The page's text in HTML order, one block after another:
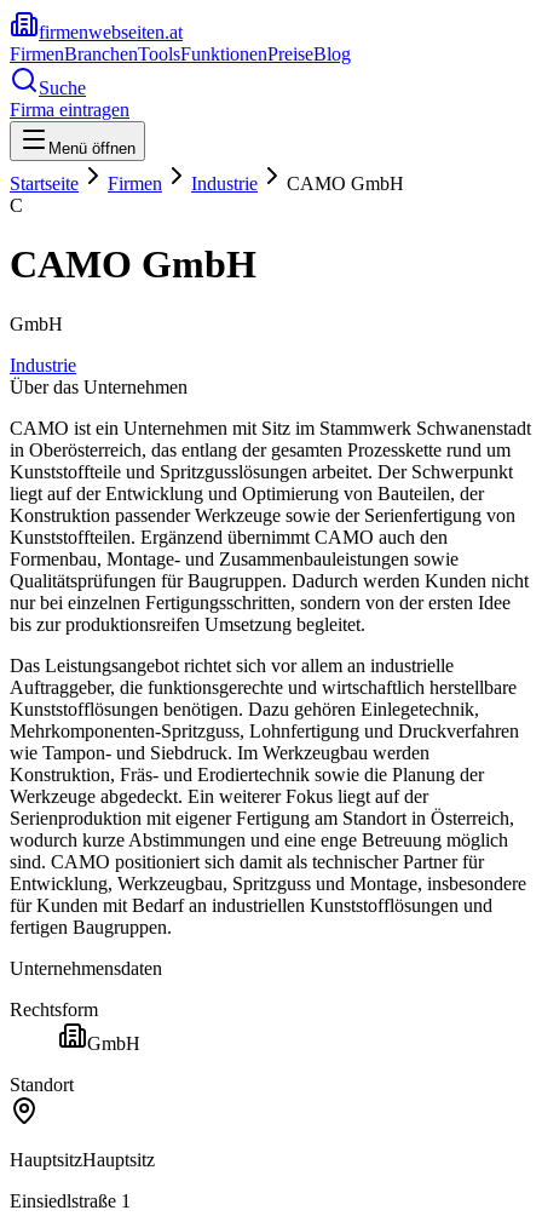
firmenwebseiten.at
FirmenBranchenToolsFunktionenPreiseBlog
Suche
Firma eintragen
Menü öffnen
Startseite Firmen Industrie
CAMO GmbH
C
CAMO GmbH
GmbH
Industrie
Über das Unternehmen
CAMO ist ein Unternehmen mit Sitz im Stammwerk Schwanenstadt
in Oberösterreich, das entlang der gesamten Prozesskette rund um
Kunststoffteile und Spritzgusslösungen arbeitet. Der Schwerpunkt
liegt auf der Entwicklung und Optimierung von Bauteilen, der
Konstruktion passender Werkzeuge sowie der Serienfertigung von
Kunststoffteilen. Ergänzend übernimmt CAMO auch den
Formenbau, Montage- und Zusammenbauleistungen sowie
Qualitätsprüfungen für Baugruppen. Dadurch werden Kunden nicht
nur bei einzelnen Fertigungsschritten, sondern von der ersten Idee
bis zur produktionsreifen Umsetzung begleitet.
Das Leistungsangebot richtet sich vor allem an industrielle
Auftraggeber, die funktionsgerechte und wirtschaftlich herstellbare
Kunststofflösungen benötigen. Dazu gehören Einlegetechnik,
Mehrkomponenten-Spritzguss, Lohnfertigung und Druckverfahren
wie Tampon- und Siebdruck. Im Werkzeugbau werden
Konstruktion, Fräs- und Erodiertechnik sowie die Planung der
Werkzeuge abgedeckt. Ein weiterer Fokus liegt auf der
Serienproduktion mit eigener Fertigung am Standort in Österreich,
wodurch kurze Abstimmungen und eine enge Betreuung möglich
sind. CAMO positioniert sich damit als technischer Partner für
Entwicklung, Werkzeugbau, Spritzguss und Montage, insbesondere
für Kunden mit Bedarf an industriellen Kunststofflösungen und
fertigen Baugruppen.
Unternehmensdaten
Rechtsform
GmbH
Standort
HauptsitzHauptsitz
Einsiedlstraße 1